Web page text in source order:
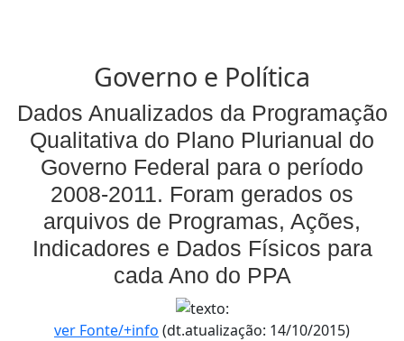
Governo e Política
Dados Anualizados da Programação
Qualitativa do Plano Plurianual do
Governo Federal para o período
2008-2011. Foram gerados os
arquivos de Programas, Ações,
Indicadores e Dados Físicos para
cada Ano do PPA
ver Fonte/+info (dt.atualização: 14/10/2015)